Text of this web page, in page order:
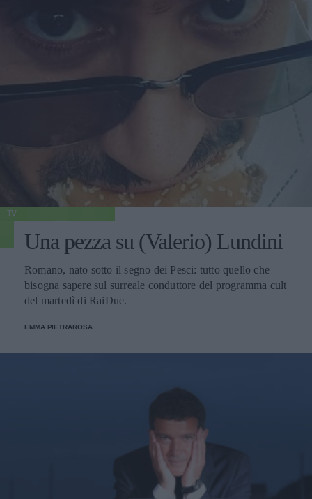
TV
Una pezza su (Valerio) Lundini
Romano, nato sotto il segno dei Pesci: tutto quello che
bisogna sapere sul surreale conduttore del programma cult
del martedì di RaiDue.
EMMA PIETRAROSA